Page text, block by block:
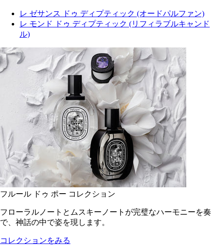
レ ゼサンス ドゥ ディプティック (オードパルファン)
レ モンド ドゥ ディプティック (リフィラブルキャンド
ル)
フルール ドゥ ポー コレクション
フローラルノートとムスキーノートが完璧なハーモニーを奏
で、神話の中で姿を現します。
コレクションをみる